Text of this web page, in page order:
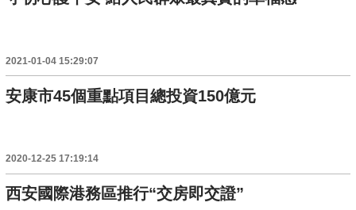
2021-01-04 15:29:07
安康市45個重點項目總投資150億元
2020-12-25 17:19:14
西安國際港務區推行“交房即交證”